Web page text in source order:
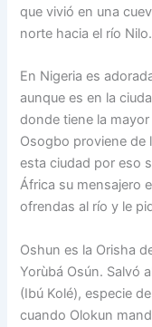
que vivió en una
norte hacia el río
En Nigeria es
aunque es en la
donde tiene la
Osogbo proviene de
esta ciudad por eso
África su mensajero
ofrendas al río y le
Oshun es la Orisha
Yorùbá Osún. Salvó
(Ibú Kolé), especie
cuando Olokun